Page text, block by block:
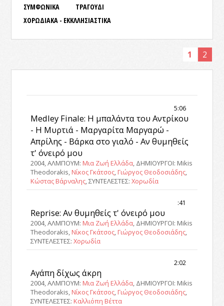
ΣΥΜΦΩΝΙΚΑ
ΤΡΑΓΟΥΔΙ
ΧΟΡΩΔΙΑΚΑ - ΕΚΚΛΛΗΣΙΑΣΤΙΚΑ
1 2
5:06
Medley Finale: Η μπαλάντα του Αντρίκου
- Η Μυρτιά - Μαργαρίτα Μαργαρώ -
Απρίλης - Βάρκα στο γιαλό - Αν θυμηθείς
τ' όνειρό μου
2004, ΑΛΜΠΟΥΜ: Μια Ζωή Ελλάδα, ΔΗΜΙΟΥΡΓΟΙ: Mikis
Theodorakis, Νίκος Γκάτσος, Γιώργος Θεοδοσιάδης,
Κώστας Βάρναλης, ΣΥΝΤΕΛΕΣΤΕΣ:Χορωδία
:41
Reprise: Αν θυμηθείς τ' όνειρό μου
2004, ΑΛΜΠΟΥΜ: Μια Ζωή Ελλάδα , ΔΗΜΙΟΥΡΓΟΙ: Mikis
Theodorakis, Νίκος Γκάτσος Γιώργος Θεοδοσιάδης
ΣΥΝΤΕΛΕΣΤΕΣ:Χορωδία
2:02
Αγάπη δίχως άκρη
2004, ΑΛΜΠΟΥΜ: Μια Ζωή Ελλάδα , ΔΗΜΙΟΥΡΓΟΙ: Mikis
Theodorakis, Νίκος Γκάτσος Γιώργος Θεοδοσιάδης
ΣΥΝΤΕΛΕΣΤΕΣ: Καλλιόπη Βέττα